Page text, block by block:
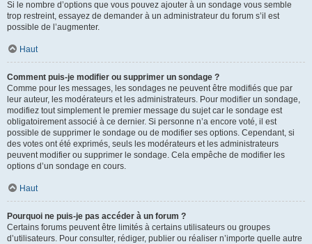
Si le nombre d’options que vous pouvez ajouter à un sondage vous semble
trop restreint, essayez de demander à un administrateur du forum s’il est
possible de l’augmenter.
Haut
Comment puis-je modifier ou supprimer un sondage ?
Comme pour les messages, les sondages ne peuvent être modifiés que par
leur auteur, les modérateurs et les administrateurs. Pour modifier un sondage,
modifiez tout simplement le premier message du sujet car le sondage est
obligatoirement associé à ce dernier. Si personne n’a encore voté, il est
possible de supprimer le sondage ou de modifier ses options. Cependant, si
des votes ont été exprimés, seuls les modérateurs et les administrateurs
peuvent modifier ou supprimer le sondage. Cela empêche de modifier les
options d’un sondage en cours.
Haut
Pourquoi ne puis-je pas accéder à un forum ?
Certains forums peuvent être limités à certains utilisateurs ou groupes
d’utilisateurs. Pour consulter, rédiger, publier ou réaliser n’importe quelle autre